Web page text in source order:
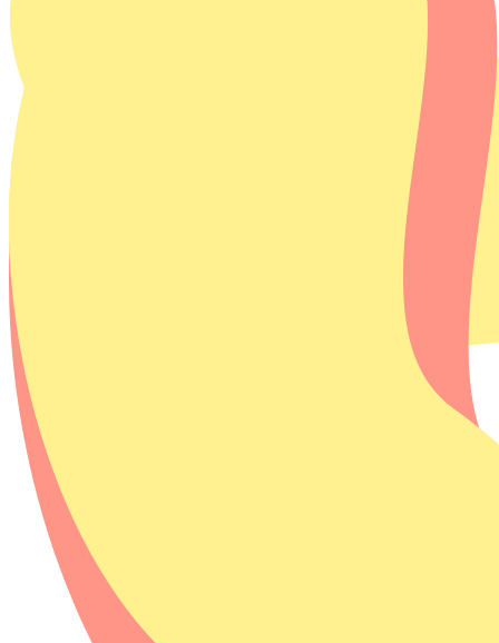
een wasmachine bij Homie. Binnen één tot drie werkdagen
Utrecht, of je nu in Lombok woont, in Overvecht of in het